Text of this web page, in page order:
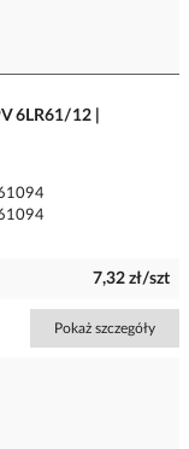
6LR61/12 |
7,32 zł/szt
Pokaż szczegóły